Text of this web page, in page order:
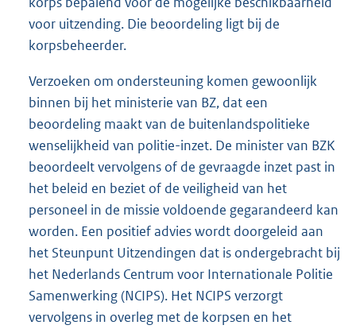
voor uitzending. Die beoordeling ligt bij de
korpsbeheerder.
Verzoeken om ondersteuning komen gewoonlijk
binnen bij het ministerie van BZ, dat een
beoordeling maakt van de buitenlandspolitieke
wenselijkheid van politie-inzet. De minister van BZK
beoordeelt vervolgens of de gevraagde inzet past in
het beleid en beziet of de veiligheid van het
personeel in de missie voldoende gegarandeerd kan
worden. Een positief advies wordt doorgeleid aan
het Steunpunt Uitzendingen dat is ondergebracht bij
het Nederlands Centrum voor Internationale Politie
Samenwerking (NCIPS). Het NCIPS verzorgt
vervolgens in overleg met de korpsen en het